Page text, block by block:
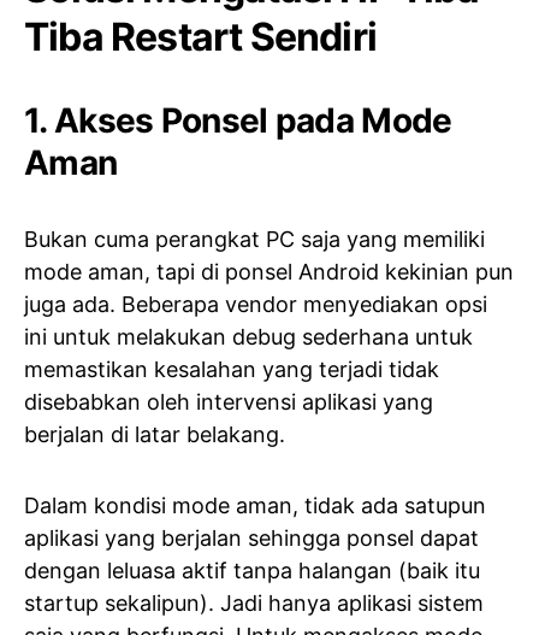
Tiba Restart Sendiri
1. Akses Ponsel pada Mode
Aman
Bukan cuma perangkat PC saja yang memiliki
mode aman, tapi di ponsel Android kekinian pun
juga ada. Beberapa vendor menyediakan opsi
ini untuk melakukan debug sederhana untuk
memastikan kesalahan yang terjadi tidak
disebabkan oleh intervensi aplikasi yang
berjalan di latar belakang.
Dalam kondisi mode aman, tidak ada satupun
aplikasi yang berjalan sehingga ponsel dapat
dengan leluasa aktif tanpa halangan (baik itu
startup sekalipun). Jadi hanya aplikasi sistem